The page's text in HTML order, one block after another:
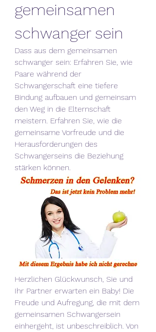
gemeinsamen
schwanger sein
Dass aus dem gemeinsamen
schwanger sein: Erfahren Sie, wie
Paare während der
Schwangerschaft eine tiefere
Bindung aufbauen und gemeinsam
den Weg in die Elternschaft
meistern. Erfahren Sie, wie die
gemeinsame Vorfreude und die
Herausforderungen des
Schwangerseins die Beziehung
stärken können.
Herzlichen Glückwunsch, Sie und
Ihr Partner erwarten ein Baby! Die
Freude und Aufregung, die mit dem
gemeinsamen Schwangersein
einhergeht, ist unbeschreiblich. Von